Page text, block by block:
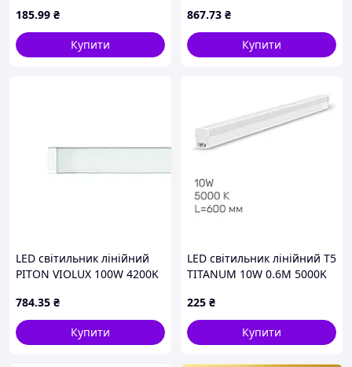
185.99 ₴
Купити
867.73 ₴
Купити
LED світильник лінійний
PITON VIOLUX 100W 4200K
784.35 ₴
Купити
LED свiтильник лiнiйний Т5
TITANUM 10W 0.6М 5000K
225 ₴
Купити